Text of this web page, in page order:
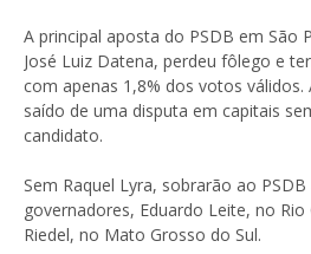
A principal aposta do PSDB em São
José Luiz Datena, perdeu fôlego e
com apenas 1,8% dos votos válidos.
saído de uma disputa em capitais
candidato.
Sem Raquel Lyra, sobrarão ao
governadores, Eduardo Leite, no Rio
Riedel, no Mato Grosso do Sul.